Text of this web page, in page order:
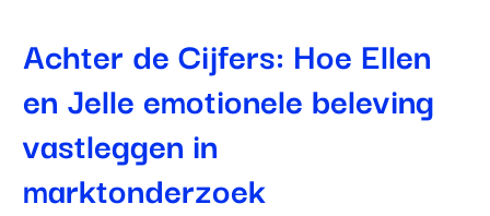
Achter de Cijfers: Hoe Ellen
en Jelle emotionele beleving
vastleggen in
marktonderzoek